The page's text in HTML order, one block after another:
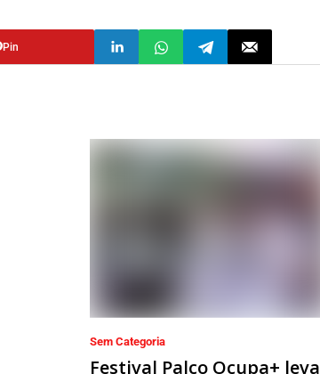
Pin
Sem Categoria
Festival Palco Ocupa+ leva